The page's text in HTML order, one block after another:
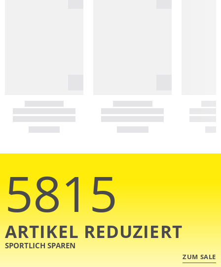
5815
ARTIKEL REDUZIERT
SPORTLICH SPAREN
ZUM SALE